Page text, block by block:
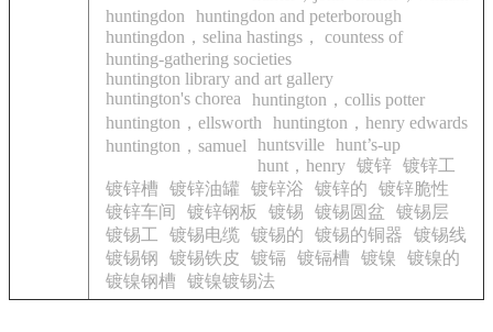
huntingdon
huntingdon and peterborough
huntingdon，selina hastings， countess of
hunting-gathering societies
huntington library and art gallery
huntington's chorea
huntington，collis potter
huntington，ellsworth
huntington，henry edwards
huntington，samuel
huntsville hunt’s-up
hunt，henry 镀锌 镀锌工
镀锌槽
镀锌油罐 镀锌浴 镀锌的
镀锌脆性
镀锌车间
镀锌钢板 镀锡 镀锡圆盆
镀锡层
镀锡工
镀锡电缆 镀锡的 镀锡的铜器
镀锡线
镀锡钢
镀锡铁皮 镀镉 镀镉槽 镀镍
镀镍的
镀镍钢槽
镀镍镀锡法